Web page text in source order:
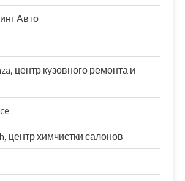
Авто
центр кузовного ремонта и
центр химчистки салонов